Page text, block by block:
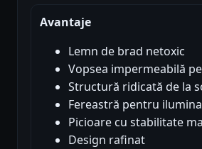
Avantaje
Lemn de brad netoxic
Vopsea impermeabilă
Structură ridicată de la
Fereastră pentru
Picioare cu stabilitate
Design rafinat